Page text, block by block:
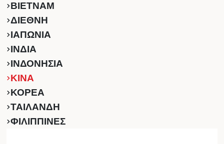
ΒΙΕΤΝΑΜ
ΔΙΕΘΝΗ
ΙΑΠΩΝΙΑ
ΙΝΔΙΑ
ΙΝΔΟΝΗΣΙΑ
ΚINA
ΚΟΡΕΑ
ΤΑΙΛΑΝΔΗ
ΦΙΛΙΠΠΙΝΕΣ